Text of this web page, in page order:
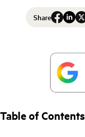
Share
Table of Contents